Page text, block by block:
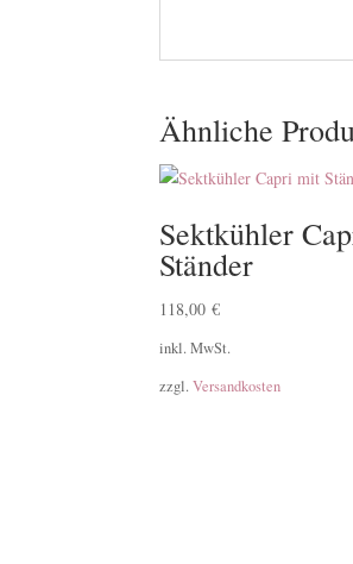
Ähnliche
Sektkühler
Ständer
118,00€
inkl. MwSt.
zzgl.Versandkosten